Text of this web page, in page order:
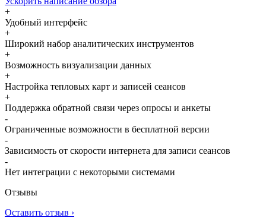
+
Удобный интерфейс
+
Широкий набор аналитических инструментов
+
Возможность визуализации данных
+
Настройка тепловых карт и записей сеансов
+
Поддержка обратной связи через опросы и анкеты
-
Ограниченные возможности в бесплатной версии
-
Зависимость от скорости интернета для записи сеансов
-
Нет интеграции с некоторыми системами
Отзывы
Оставить отзыв ›